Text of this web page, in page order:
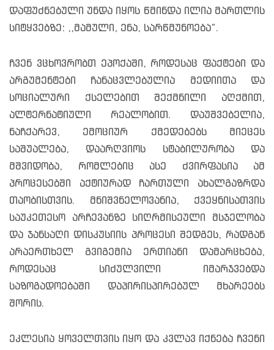
დაფუძნებული უნდა იყოს წმინდა ილია მართლის
სიტყვებზე: ,,მამული, ენა, სარწმუნოება”.
ჩვენ ვცხოვრობთ ეპოქაში, როდესაც ფაქტები და
არგუმენტები ჩანაცვლებულია მედიითა და
სოციალური ქსელებით შექმნილი აღქმით,
ალტერნატიული რეალობით. დაუშვებელია,
ნაჩქარევ, ემოციურ ქმედებებს მიეცეს
საშუალება, დაარღვიოს სტაბილურობა და
მშვიდობა, რომლებიც ასე ძვირფასია ამ
პროცესებში აქტიურად ჩართული ახალგაზრდა
თაობისთვის. მნიშვნელოვანია, ქვეყნისათვის
საუკეთესო არჩევანზე სიღრმისეული მსჯელობა
და ჯანსაღი დისკუსიის პროცესი შედგეს, რადგან
არაერთხელ გვიგემია ერთიანი დამარცხება,
როდესაც სიძულვილი იმარჯვებდა
საზოგადოებაში დაპირისპირებულ მხარეებს
შორის.
ეკლესია ყოველთვის იყო და კვლავ იქნება ჩვენი